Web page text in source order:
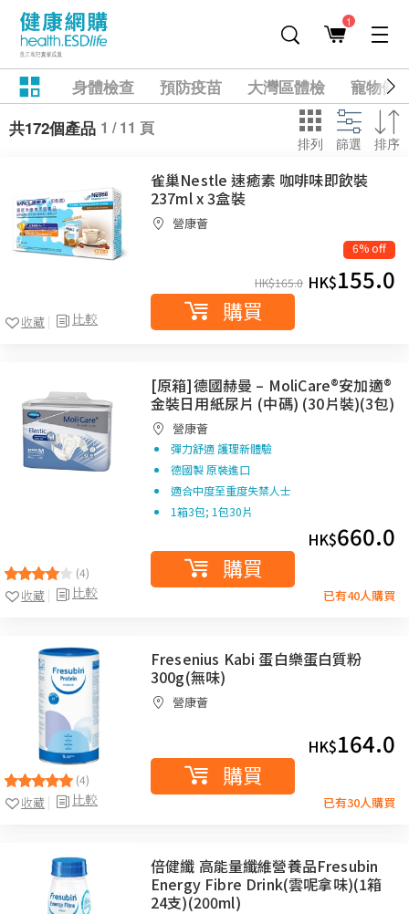
1
身體檢查 預防疫苗 大灣區體檢
寵物健
共172個產品 1 / 11 頁
排列 篩選 排序
比較
收藏
雀巢Nestle 速癒素 咖啡味即飲裝
237ml x 3盒裝
營康薈
6% off
HK$165.0 HK$155.0
購買
(4)
比較
收藏
[原箱]德國赫曼 – MoliCare®安加適®
金裝日用紙尿片 (中碼) (30片裝)(3包)
營康薈
彈力舒適 護理新體驗
德國製 原裝進口
適合中度至重度失禁人士
1箱3包; 1包30片
HK$660.0
購買
已有40人購買
(4)
比較
收藏
Fresenius Kabi 蛋白樂蛋白質粉
300g(無味)
營康薈
HK$164.0
購買
已有30人購買
倍健纖 高能量纖維營養品Fresubin
Energy Fibre Drink(雲呢拿味)(1箱
24支)(200ml)